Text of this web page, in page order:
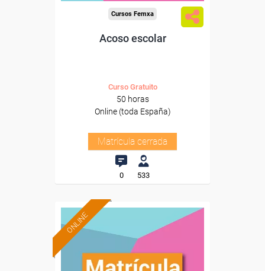
Cursos Femxa
Acoso escolar
Curso Gratuito
50 horas
Online (toda España)
Matrícula cerrada
0 533
ONLINE